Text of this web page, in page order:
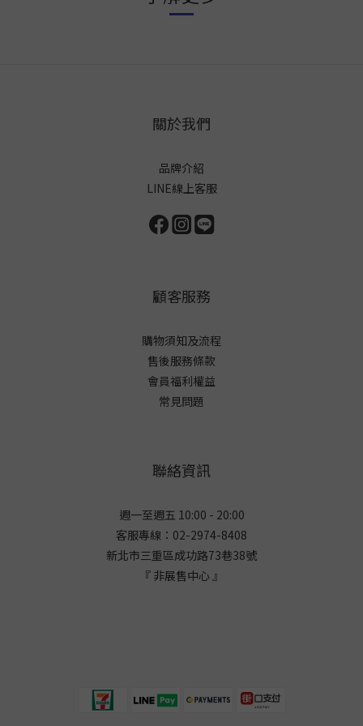
關於我們
品牌介紹
LINE線上客服
顧客服務
購物須知及流程
售後服務條款
會員福利權益
常見問題
聯絡資訊
週一至週五 10:00 - 20:00
客服專線：02-2974-8408
新北市三重區成功路73巷38號
『 非展售中心 』